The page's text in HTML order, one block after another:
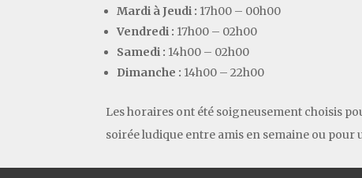
Mardi à Jeudi : 17h00 – 00h00
Vendredi : 17h00 – 02h00
Samedi : 14h00 – 02h00
Dimanche : 14h00 – 22h00
Les horaires ont été soigneusement choisis
soirée ludique entre amis en semaine ou